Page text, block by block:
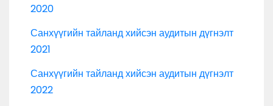
2020
Санхүүгийн тайланд хийсэн аудитын дүгнэлт
2021
Санхүүгийн тайланд хийсэн аудитын дүгнэлт
2022